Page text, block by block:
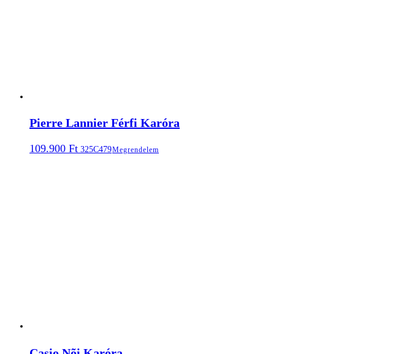
Pierre Lannier Férfi Karóra
109.900 Ft 325C479Megrendelem